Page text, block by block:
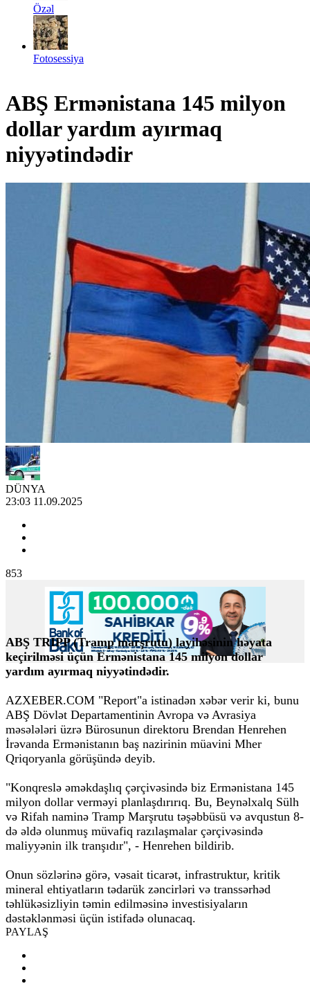
Özəl
Fotosessiya
ABŞ Ermənistana 145 milyon
dollar yardım ayırmaq
niyyətindədir
DÜNYA
23:03 11.09.2025
853
ABŞ TRIPP (Tramp marşrutu) layihəsinin həyata
keçirilməsi üçün Ermənistana 145 milyon dollar
yardım ayırmaq niyyətindədir.
AZXEBER.COM "Report"a istinadən xəbər verir ki, bunu
ABŞ Dövlət Departamentinin Avropa və Avrasiya
məsələləri üzrə Bürosunun direktoru Brendan Henrehen
İrəvanda Ermənistanın baş nazirinin müavini Mher
Qriqoryanla görüşündə deyib.
"Konqreslə əməkdaşlıq çərçivəsində biz Ermənistana 145
milyon dollar verməyi planlaşdırırıq. Bu, Beynəlxalq Sülh
və Rifah naminə Tramp Marşrutu təşəbbüsü və avqustun 8-
də əldə olunmuş müvafiq razılaşmalar çərçivəsində
maliyyənin ilk tranşıdır", - Henrehen bildirib.
Onun sözlərinə görə, vəsait ticarət, infrastruktur, kritik
mineral ehtiyatların tədarük zəncirləri və transsərhəd
təhlükəsizliyin təmin edilməsinə investisiyaların
dəstəklənməsi üçün istifadə olunacaq.
PAYLAŞ